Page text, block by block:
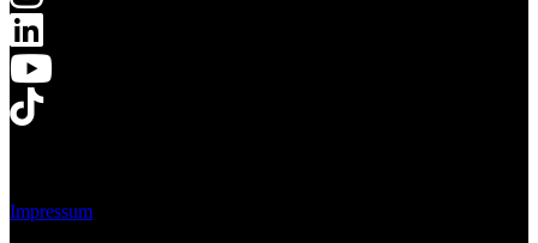
Impressum